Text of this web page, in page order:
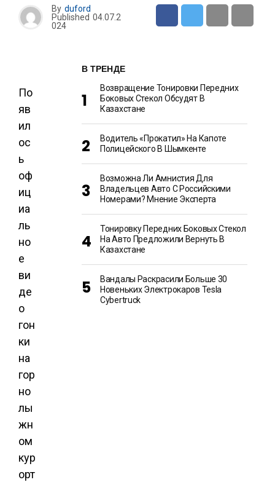
By duford
Published 04.07.2
024
По
яв
ил
ос
ь
оф
иц
иа
ль
но
е
ви
де
о
гон
ки
на
гор
но
лы
жн
ом
кур
орт
В ТРЕНДЕ
Возвращение Тонировки Передних
Боковых Стекол Обсудят В
Казахстане
Водитель «прокатил» На Капоте
Полицейского В Шымкенте
Возможна Ли Амнистия Для
Владельцев Авто С Российскими
Номерами? Мнение Эксперта
Тонировку Передних Боковых Стекол
На Авто Предложили Вернуть В
Казахстане
Вандалы Раскрасили Больше 30
Новеньких Электрокаров Tesla
Cybertruck